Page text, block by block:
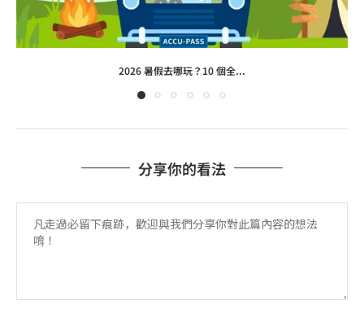
2026 暑假去哪玩？10 個全...
分享你的看法